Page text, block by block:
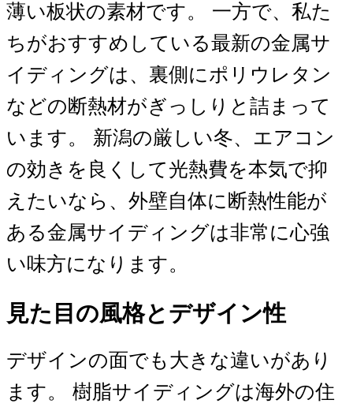
薄い板状の素材です。 一方で、私た
ちがおすすめしている最新の金属サ
イディングは、裏側にポリウレタン
などの断熱材がぎっしりと詰まって
います。 新潟の厳しい冬、エアコン
の効きを良くして光熱費を本気で抑
えたいなら、外壁自体に断熱性能が
ある金属サイディングは非常に心強
い味方になります。
見た目の風格とデザイン性
デザインの面でも大きな違いがあり
ます。 樹脂サイディングは海外の住